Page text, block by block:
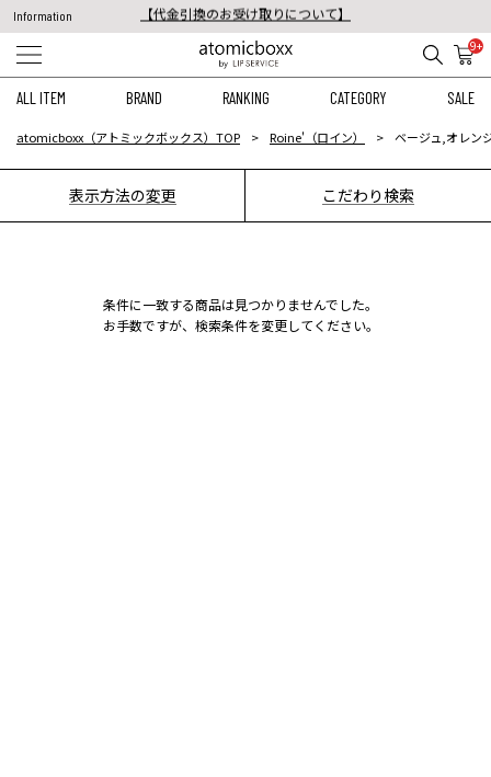
Information
【代金引換のお受け取りについて】
税込11,000円以上のご注文で送料無料！
9+
ALL ITEM BRAND RANKING CATEGORY SALE
atomicboxx（アトミックボックス）TOP Roine'（ロイン） ベージュ,オレン
表示方法の変更 こだわり検索
条件に一致する商品は見つかりませんでした。
お手数ですが、検索条件を変更してください。